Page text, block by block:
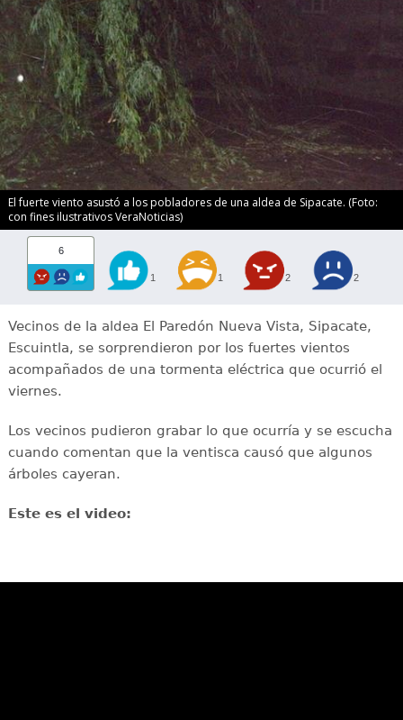
El fuerte viento asustó a los pobladores de una aldea de Sipacate. (Foto:
con fines ilustrativos VeraNoticias)
6
1 1 2 2
Vecinos de la aldea El Paredón Nueva Vista, Sipacate,
Escuintla, se sorprendieron por los fuertes vientos
acompañados de una tormenta eléctrica que ocurrió el
viernes.
Los vecinos pudieron grabar lo que ocurría y se escucha
cuando comentan que la ventisca causó que algunos
árboles cayeran.
Este es el video: